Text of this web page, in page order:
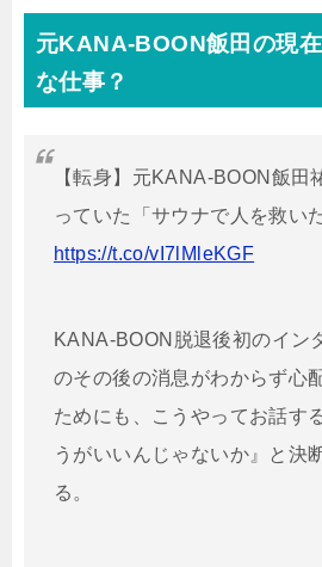
元KANA-BOON飯田の現
な仕事？
【転身】元KANA-BOON飯田
っていた「サウナで人を救い
https://t.co/vI7lMleKGF
KANA-BOON脱退後初のイン
のその後の消息がわからず心
ためにも、こうやってお話す
うがいいんじゃないか』と決
る。